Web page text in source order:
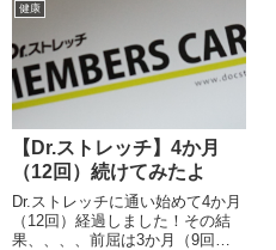
健康
【Dr.ストレッチ】4か月
（12回）続けてみたよ
Dr.ストレッチに通い始めて4か月
（12回）経過しました！その結
果、、、、前屈は3か月（9回）